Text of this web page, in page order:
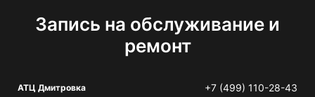
Запись на обслуживание и
ремонт
АТЦ Дмитровка +7 (499) 110-28-43